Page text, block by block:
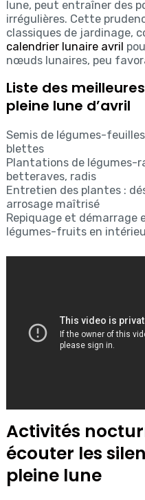
lune, peut entraîner des
irrégulières. Cette
classiques de jardinage,
calendrier lunaire avril
nœuds lunaires, peu
Liste des
pleine lune d’avril
Semis de légumes-
blettes
Plantations de légumes-
betteraves, radis
Entretien des plantes :
arrosage maîtrisé
Repiquage et démarrage
légumes-fruits en
Activités
écouter les
pleine lune